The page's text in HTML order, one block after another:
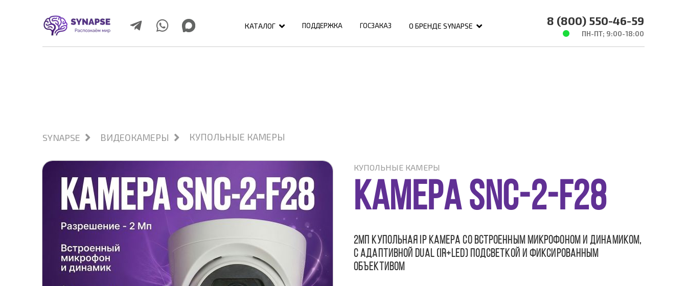
КАТАЛОГ ПОДДЕРЖКА ГОСЗАКАЗ О БРЕНДЕ SYNAPSE 8 (800) 550-46-59
ПН-ПТ; 9:00-18:00
SYNAPSE ВИДЕОКАМЕРЫ КУПОЛЬНЫЕ КАМЕРЫ
КУПОЛЬНЫЕ КАМЕРЫ
КАМЕРА SNC-2-F28
2Мп купольная IP камера со встроенным микрофоном и динамиком,
c адаптивной DUAL (IR+LED) подсветкой и фиксированным
объективом